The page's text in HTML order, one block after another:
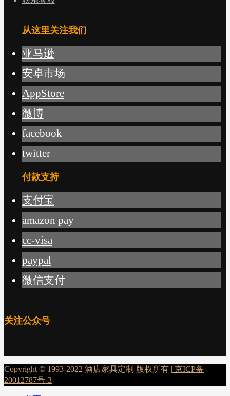
从这里关注我们
亚马逊
安卓市场
AppStore
微博
facebook
twitter
付款支持
支付宝
amazon pay
cc-visa
paypal
微信支付
关注公众号
Copyright © 1993-2022 酒店家具定制 版权所有 | 京ICP备
20012787号-3